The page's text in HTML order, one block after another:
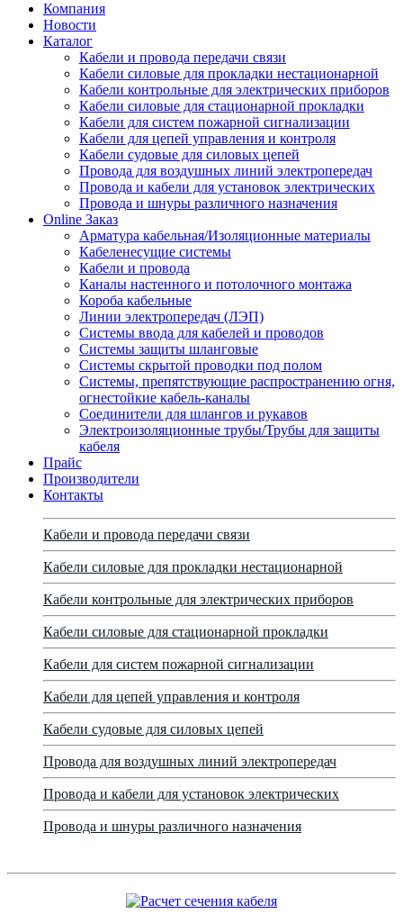
Компания
Новости
Каталог
Кабели и провода передачи связи
Кабели силовые для прокладки нестационарной
Кабели контрольные для электрических приборов
Кабели силовые для стационарной прокладки
Кабели для систем пожарной сигнализации
Кабели для цепей управления и контроля
Кабели судовые для силовых цепей
Провода для воздушных линий электропередач
Провода и кабели для установок электрических
Провода и шнуры различного назначения
Online Заказ
Арматура кабельная/Изоляционные материалы
Кабеленесущие системы
Кабели и провода
Каналы настенного и потолочного монтажа
Короба кабельные
Линии электропередач (ЛЭП)
Системы ввода для кабелей и проводов
Системы защиты шланговые
Системы скрытой проводки под полом
Системы, препятствующие распространению огня,
огнестойкие кабель-каналы
Соединители для шлангов и рукавов
Электроизоляционные трубы/Трубы для защиты
кабеля
Прайс
Производители
Контакты
Кабели и провода передачи связи
Кабели силовые для прокладки нестационарной
Кабели контрольные для электрических приборов
Кабели силовые для стационарной прокладки
Кабели для систем пожарной сигнализации
Кабели для цепей управления и контроля
Кабели судовые для силовых цепей
Провода для воздушных линий электропередач
Провода и кабели для установок электрических
Провода и шнуры различного назначения